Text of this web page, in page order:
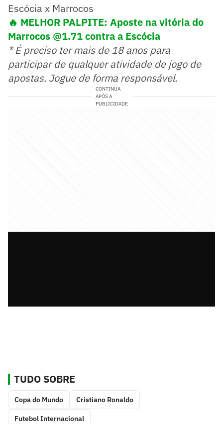
Escócia x Marrocos
🔥 MELHOR PALPITE: Aposte na vitória do
Marrocos @1.71 contra a Escócia
* É preciso ter mais de 18 anos para
participar de qualquer atividade de jogo de
apostas. Jogue de forma responsável.
CONTINUA
APÓS A
PUBLICIDADE
TUDO SOBRE
Copa do Mundo Cristiano Ronaldo
Futebol Internacional